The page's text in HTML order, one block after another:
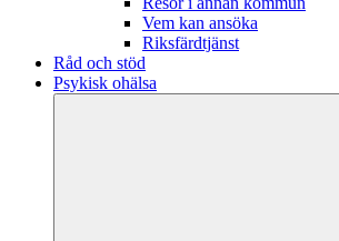
Vem kan ansöka
Riksfärdtjänst
Råd och stöd
Psykisk ohälsa